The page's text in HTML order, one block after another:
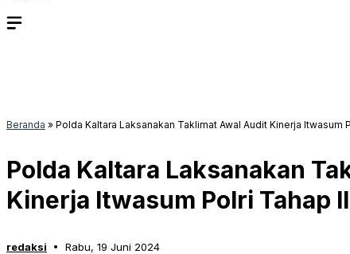
Beranda » Polda Kaltara Laksanakan Taklimat Awal Audit Kinerja Itwasum
Polda Kaltara Laksanakan
Kinerja Itwasum Polri Tahap
redaksi Rabu, 19 Juni 2024